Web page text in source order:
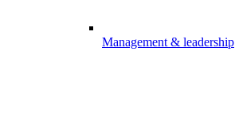
Management & leadership